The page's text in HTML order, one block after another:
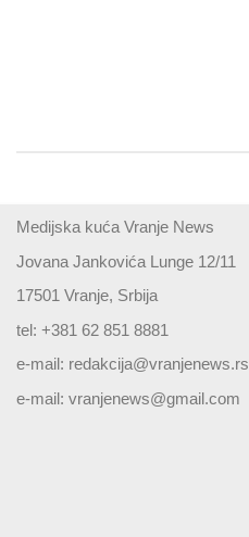
Medijska kuća Vranje News
Jovana Jankovića Lunge 12/11
17501 Vranje, Srbija
tel: +381 62 851 8881
e-mail: redakcija@vranjenews.rs
e-mail: vranjenews@gmail.com